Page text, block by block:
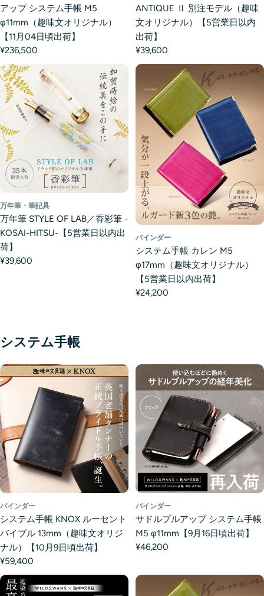
アップ システム手帳 M5
φ11mm（趣味文オリジナル）
【11月04日頃出荷】
¥236,500
ANTIQUE Ⅱ 別注モデル（趣味
文オリジナル）【5営業日以内
出荷】
¥39,600
万年筆・筆記具
万年筆 STYLE OF LAB／香彩筆 -
KOSAI-HITSU-【5営業日以内出
荷】
¥39,600
バインダー
システム手帳 カレン M5
φ17mm（趣味文オリジナル）
【5営業日以内出荷】
¥24,200
システム手帳
バインダー
システム手帳 KNOX ルーセント
バイブル 13mm（趣味文オリジ
ナル）【10月9日頃出荷】
¥59,400
バインダー
サドルプルアップ システム手帳
M5 φ11mm【9月16日頃出荷】
¥46,200